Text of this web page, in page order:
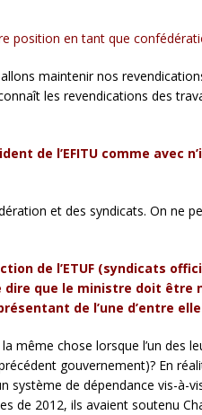
position en tant que
maintenir nos
les revendications des
de l’EFITU comme avec
et des syndicats. On ne
de l’ETUF (syndicats
dire que le ministre doit
de l’une d’entre
même chose lorsque l’un des
gouvernement)? En
système de dépendance vis-à-
de 2012, ils avaient soutenu